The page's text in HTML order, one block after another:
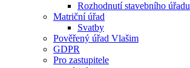
Rozhodnutí stavebního úřadu
Matriční úřad
Svatby
Pověřený úřad Vlašim
GDPR
Pro zastupitele